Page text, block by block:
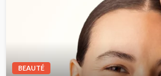
BEAUTÉ